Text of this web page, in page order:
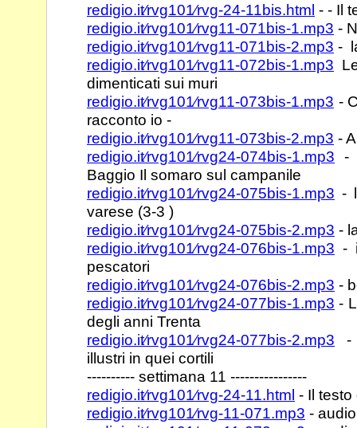
redigio.it⁄rvg101⁄rvg-24-11bis.html - - Il
redigio.it⁄rvg101⁄rvg11-071bis-1.mp3 -
redigio.it⁄rvg101⁄rvg11-071bis-2.mp3 -
redigio.it⁄rvg101⁄rvg11-072bis-1.mp3
dimenticati sui muri
redigio.it⁄rvg101⁄rvg11-073bis-1.mp3 -
racconto io -
redigio.it⁄rvg101⁄rvg11-073bis-2.mp3 -
redigio.it⁄rvg101⁄rvg24-074bis-1.mp3 -
Baggio Il somaro sul campanile
redigio.it⁄rvg101⁄rvg24-075bis-1.mp3 -
varese (3-3 )
redigio.it⁄rvg101⁄rvg24-075bis-2.mp3 -
redigio.it⁄rvg101⁄rvg24-076bis-1.mp3 -
pescatori
redigio.it⁄rvg101⁄rvg24-076bis-2.mp3 -
redigio.it⁄rvg101⁄rvg24-077bis-1.mp3 -
degli anni Trenta
redigio.it⁄rvg101⁄rvg24-077bis-2.mp3 -
illustri in quei cortili
---------- settimana 11 ----------------
redigio.it⁄rvg101⁄rvg-24-11.html - Il testo
redigio.it⁄rvg101⁄rvg-11-071.mp3 -